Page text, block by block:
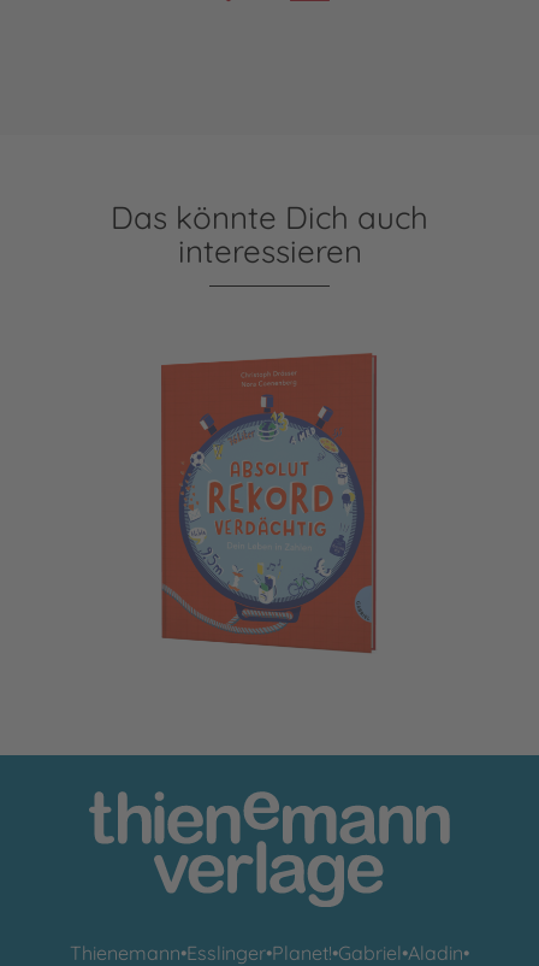
Das könnte Dich auch
interessieren
Absolut rekordverdächtig
Thienemann•Esslinger•Planet!•Gabriel•Aladin•